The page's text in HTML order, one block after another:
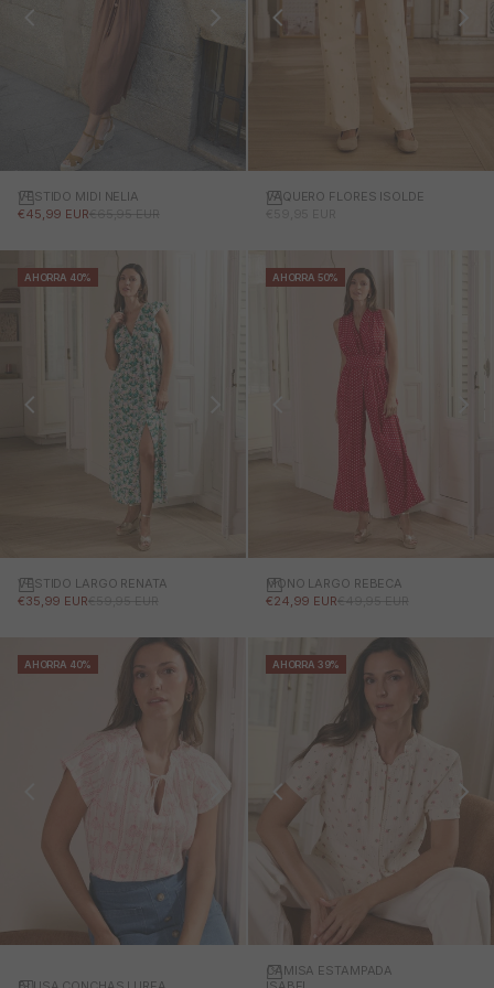
VESTIDO MIDI NELIA
PRECIO DE OFERTA
€45,99 EURPRECIO NORMAL
€65,95 EUR
VAQUERO FLORES ISOLDE
AHORRA 40%
VESTIDO LARGO RENATA
PRECIO DE OFERTA
€35,99 EURPRECIO NORMAL
€59,95 EUR
AHORRA 50%
MONO LARGO REBECA
PRECIO DE OFERTA
€24,99 EURPRECIO NORMAL
€49,95 EUR
AHORRA 40% AHORRA 39%
CAMISA ESTAMPADA